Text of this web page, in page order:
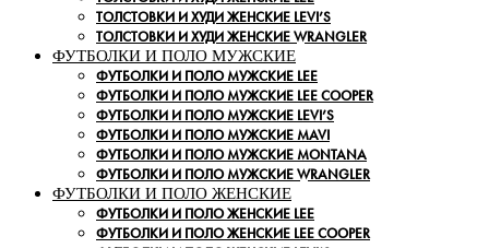
ТОЛСТОВКИ И ХУДИ ЖЕНСКИЕ LEVI’S
ТОЛСТОВКИ И ХУДИ ЖЕНСКИЕ WRANGLER
ФУТБОЛКИ И ПОЛО МУЖСКИЕ
ФУТБОЛКИ И ПОЛО МУЖСКИЕ LEE
ФУТБОЛКИ И ПОЛО МУЖСКИЕ LEE COOPER
ФУТБОЛКИ И ПОЛО МУЖСКИЕ LEVI’S
ФУТБОЛКИ И ПОЛО МУЖСКИЕ MAVI
ФУТБОЛКИ И ПОЛО МУЖСКИЕ MONTANA
ФУТБОЛКИ И ПОЛО МУЖСКИЕ WRANGLER
ФУТБОЛКИ И ПОЛО ЖЕНСКИЕ
ФУТБОЛКИ И ПОЛО ЖЕНСКИЕ LEE
ФУТБОЛКИ И ПОЛО ЖЕНСКИЕ LEE COOPER